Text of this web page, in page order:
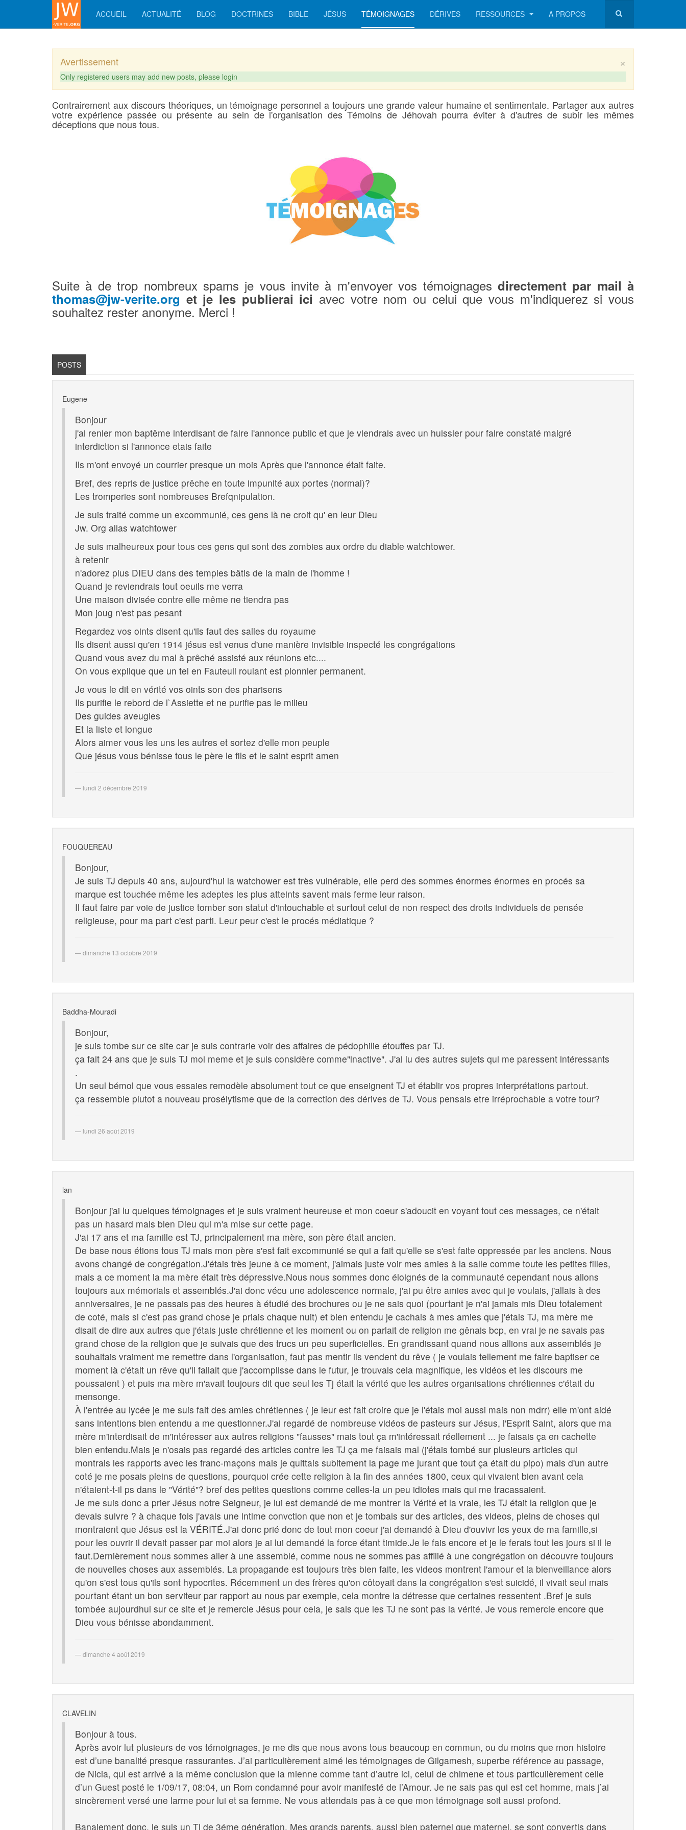
ACCUEIL ACTUALITÉ BLOG DOCTRINES BIBLE JÉSUS TÉMOIGNAGES DÉRIVES RESSOURCES A PROPOS
×
Avertissement
Only registered users may add new posts, please login
Contrairement aux discours théoriques, un témoignage personnel a toujours une grande valeur humaine et sentimentale. Partager aux autres
votre expérience passée ou présente au sein de l'organisation des Témoins de Jéhovah pourra éviter à d'autres de subir les mêmes
déceptions que nous tous.
Suite à de trop nombreux spams je vous invite à m'envoyer vos témoignages directement par mail à
thomas@jw-verite.org et je les publierai ici avec votre nom ou celui que vous m'indiquerez si vous
souhaitez rester anonyme. Merci !
POSTS
Eugene
Bonjour
j'ai renier mon baptême interdisant de faire l'annonce public et que je viendrais avec un huissier pour faire constaté malgré
interdiction si l'annonce etais faite
Ils m'ont envoyé un courrier presque un mois Après que l'annonce était faite.
Bref, des repris de justice prêche en toute impunité aux portes (normal)?
Les tromperies sont nombreuses Brefqnipulation.
Je suis traité comme un excommunié, ces gens là ne croit qu' en leur Dieu
Jw. Org alias watchtower
Je suis malheureux pour tous ces gens qui sont des zombies aux ordre du diable watchtower.
à retenir
n'adorez plus DIEU dans des temples bâtis de la main de l'homme !
Quand je reviendrais tout oeuils me verra
Une maison divisée contre elle même ne tiendra pas
Mon joug n'est pas pesant
Regardez vos oints disent qu'ils faut des salles du royaume
Ils disent aussi qu'en 1914 jésus est venus d'une manière invisible inspecté les congrégations
Quand vous avez du mal à prêché assisté aux réunions etc....
On vous explique que un tel en Fauteuil roulant est pionnier permanent.
Je vous le dit en vérité vos oints son des pharisens
Ils purifie le rebord de l`Assiette et ne purifie pas le milieu
Des guides aveugles
Et la liste et longue
Alors aimer vous les uns les autres et sortez d'elle mon peuple
Que jésus vous bénisse tous le père le fils et le saint esprit amen
lundi 2 décembre 2019
FOUQUEREAU
Bonjour,
Je suis TJ depuis 40 ans, aujourd'hui la watchower est très vulnérable, elle perd des sommes énormes énormes en procés sa
marque est touchée même les adeptes les plus atteints savent mais ferme leur raison.
Il faut faire par voie de justice tomber son statut d'intouchable et surtout celui de non respect des droits individuels de pensée
religieuse, pour ma part c'est parti. Leur peur c'est le procés médiatique ?️
dimanche 13 octobre 2019
Baddha-Mouradi
Bonjour,
je suis tombe sur ce site car je suis contrarie voir des affaires de pédophilie étouffes par TJ.
ça fait 24 ans que je suis TJ moi meme et je suis considère comme"inactive". J'ai lu des autres sujets qui me paressent intéressants
.
Un seul bémol que vous essaies remodèle absolument tout ce que enseignent TJ et établir vos propres interprétations partout.
ça ressemble plutot a nouveau prosélytisme que de la correction des dérives de TJ. Vous pensais etre irréprochable a votre tour?
lundi 26 août 2019
lan
Bonjour j'ai lu quelques témoignages et je suis vraiment heureuse et mon coeur s'adoucit en voyant tout ces messages, ce n'était
pas un hasard mais bien Dieu qui m'a mise sur cette page.
J'ai 17 ans et ma famille est TJ, principalement ma mère, son père était ancien.
De base nous étions tous TJ mais mon père s'est fait excommunié se qui a fait qu'elle se s'est faite oppressée par les anciens. Nous
avons changé de congrégation.J'étais très jeune à ce moment, j'aimais juste voir mes amies à la salle comme toute les petites filles,
mais a ce moment la ma mère était très dépressive.Nous nous sommes donc éloignés de la communauté cependant nous allons
toujours aux mémorials et assemblés.J'ai donc vécu une adolescence normale, j'ai pu être amies avec qui je voulais, j'allais à des
anniversaires, je ne passais pas des heures à étudié des brochures ou je ne sais quoi (pourtant je n'ai jamais mis Dieu totalement
de coté, mais si c'est pas grand chose je priais chaque nuit) et bien entendu je cachais à mes amies que j'étais TJ, ma mère me
disait de dire aux autres que j'étais juste chrétienne et les moment ou on parlait de religion me gênais bcp, en vrai je ne savais pas
grand chose de la religion que je suivais que des trucs un peu superficielles. En grandissant quand nous allions aux assemblés je
souhaitais vraiment me remettre dans l'organisation, faut pas mentir ils vendent du rêve ( je voulais tellement me faire baptiser ce
moment là c'était un rêve qu'il fallait que j'accomplisse dans le futur, je trouvais cela magnifique, les vidéos et les discours me
poussaient ) et puis ma mère m'avait toujours dit que seul les Tj était la vérité que les autres organisations chrétiennes c'était du
mensonge.
À l'entrée au lycée je me suis fait des amies chrétiennes ( je leur est fait croire que je l'étais moi aussi mais non mdrr) elle m'ont aidé
sans intentions bien entendu a me questionner.J'ai regardé de nombreuse vidéos de pasteurs sur Jésus, l'Esprit Saint, alors que ma
mère m'interdisait de m'intéresser aux autres religions "fausses" mais tout ça m'intéressait réellement ... je faisais ça en cachette
bien entendu.Mais je n'osais pas regardé des articles contre les TJ ça me faisais mal (j'étais tombé sur plusieurs articles qui
montrais les rapports avec les franc-maçons mais je quittais subitement la page me jurant que tout ça était du pipo) mais d'un autre
coté je me posais pleins de questions, pourquoi crée cette religion à la fin des années 1800, ceux qui vivaient bien avant cela
n'étaient-t-il ps dans le "Vérité"? bref des petites questions comme celles-la un peu idiotes mais qui me tracassaient.
Je me suis donc a prier Jésus notre Seigneur, je lui est demandé de me montrer la Vérité et la vraie, les TJ était la religion que je
devais suivre ? à chaque fois j'avais une intime convction que non et je tombais sur des articles, des videos, pleins de choses qui
montraient que Jésus est la VÉRITÉ.J'ai donc prié donc de tout mon coeur j'ai demandé à Dieu d'ouvivr les yeux de ma famille,si
pour les ouvrir il devait passer par moi alors je ai lui demandé la force étant timide.Je le fais encore et je le ferais tout les jours si il le
faut.Dernièrement nous sommes aller à une assemblé, comme nous ne sommes pas affilié à une congrégation on découvre toujours
de nouvelles choses aux assemblés. La propagande est toujours très bien faite, les videos montrent l'amour et la bienveillance alors
qu'on s'est tous qu'ils sont hypocrites. Récemment un des frères qu'on côtoyait dans la congrégation s'est suicidé, il vivait seul mais
pourtant étant un bon serviteur par rapport au nous par exemple, cela montre la détresse que certaines ressentent .Bref je suis
tombée aujourdhui sur ce site et je remercie Jésus pour cela, je sais que les TJ ne sont pas la vérité. Je vous remercie encore que
Dieu vous bénisse abondamment.
dimanche 4 août 2019
CLAVELIN
Bonjour à tous.
Après avoir lut plusieurs de vos témoignages, je me dis que nous avons tous beaucoup en commun, ou du moins que mon histoire
est d’une banalité presque rassurantes. J’ai particulièrement aimé les témoignages de Gilgamesh, superbe référence au passage,
de Nicia, qui est arrivé a la même conclusion que la mienne comme tant d’autre ici, celui de chimene et tous particulièrement celle
d’un Guest posté le 1/09/17, 08:04, un Rom condamné pour avoir manifesté de l’Amour. Je ne sais pas qui est cet homme, mais j’ai
sincèrement versé une larme pour lui et sa femme. Ne vous attendais pas à ce que mon témoignage soit aussi profond.
Banalement donc, je suis un Tj de 3éme génération. Mes grands parents, aussi bien paternel que maternel, se sont convertis dans